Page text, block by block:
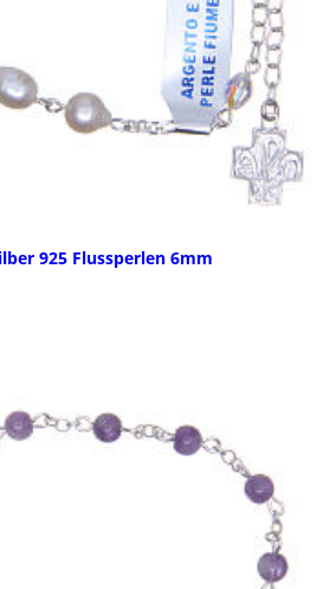
925 Flussperlen 6mm